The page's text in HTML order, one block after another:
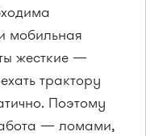
мобильная
жесткие —
трактору
Поэтому
— ломами,